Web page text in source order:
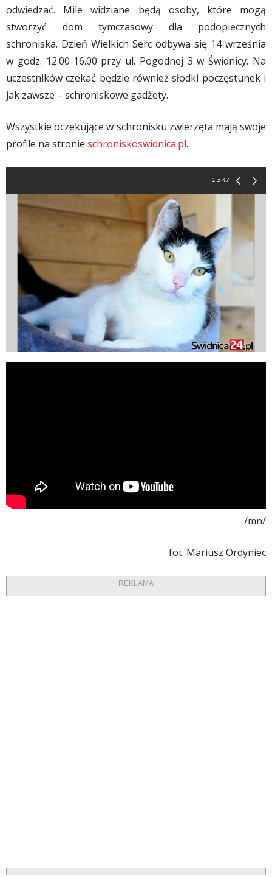
odwiedzać. Mile widziane będą osoby, które mogą
stworzyć dom tymczasowy dla podopiecznych
schroniska. Dzień Wielkich Serc odbywa się 14 września
w godz. 12.00-16.00 przy ul. Pogodnej 3 w Świdnicy. Na
uczestników czekać będzie również słodki poczęstunek i
jak zawsze – schroniskowe gadżety.
Wszystkie oczekujące w schronisku zwierzęta mają swoje
profile na stronie schroniskoswidnica.pl.
1 z 47
/mn/
fot. Mariusz Ordyniec
REKLAMA